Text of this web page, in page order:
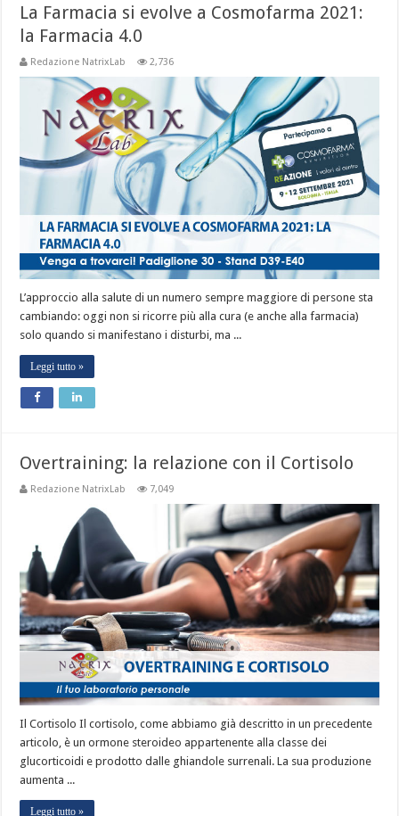
La Farmacia si evolve a Cosmofarma 2021:
la Farmacia 4.0
Redazione NatrixLab 2,736
L’approccio alla salute di un numero sempre maggiore di persone sta
cambiando: oggi non si ricorre più alla cura (e anche alla farmacia)
solo quando si manifestano i disturbi, ma ...
Leggi tutto »
Overtraining: la relazione con il Cortisolo
Redazione NatrixLab 7,049
Il Cortisolo Il cortisolo, come abbiamo già descritto in un precedente
articolo, è un ormone steroideo appartenente alla classe dei
glucorticoidi e prodotto dalle ghiandole surrenali. La sua produzione
aumenta ...
Leggi tutto »